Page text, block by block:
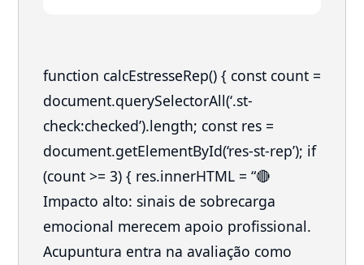
function calcEstresseRep() { const count =
document.querySelectorAll(‘.st-
check:checked’).length; const res =
document.getElementById(‘res-st-rep’); if
(count >= 3) { res.innerHTML = “🔴
Impacto alto: sinais de sobrecarga
emocional merecem apoio profissional.
Acupuntura entra na avaliação como